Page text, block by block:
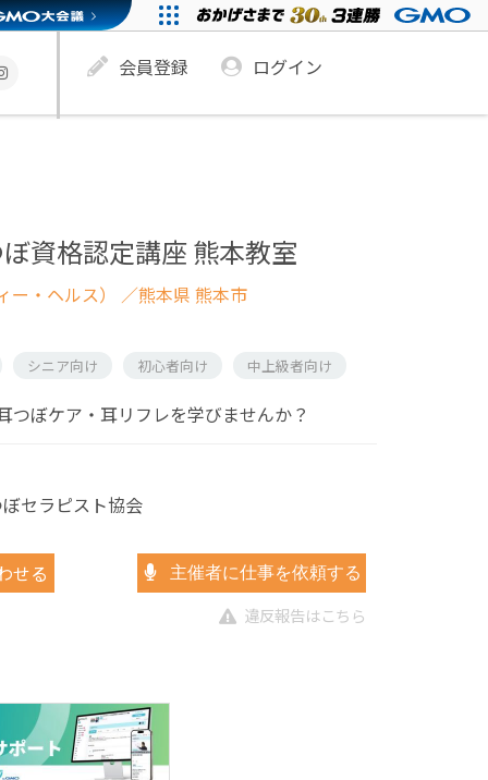
会員登録 ログイン
資格認定講座 熊本教室
・ヘルス） ／熊本県 熊本市
シニア向け 初心者向け 中上級者向け
つぼケア・耳リフレを学びませんか？
セラピスト協会
せる 主催者に仕事を依頼する
違反報告はこちら